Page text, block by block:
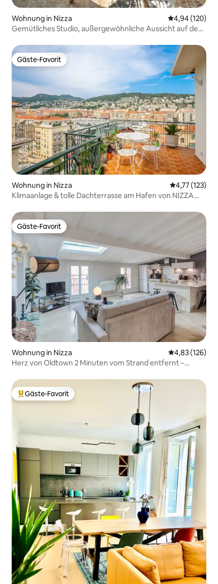
Wohnung in Nizza
4,94 (120)
Gemütliches Studio, außergewöhnliche Aussicht auf den
Gäste-Favorit
Gäste-Favorit
Wohnung in Nizza
4,77 (123)
Klimaanlage & tolle Dachterrasse am Hafen von NIZZA
Gäste-Favorit
Gäste-Favorit
Wohnung in Nizza
4,83 (126)
Herz von Oldtown 2 Minuten vom Strand entfernt –
Beliebter Gäste-Favorit.
Gäste-Favorit